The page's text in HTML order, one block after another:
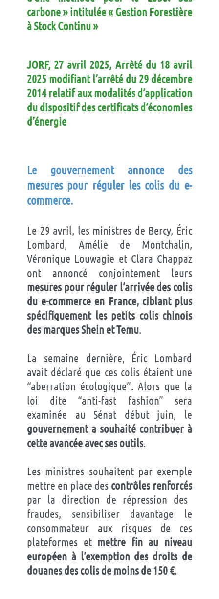
carbone » intitulée « Gestion Forestière
à Stock Continu »
JORF, 27 avril 2025, Arrêté du 18 avril
2025 modifiant l’arrêté du 29 décembre
2014 relatif aux modalités d’application
du dispositif des certificats d’économies
d’énergie
Le gouvernement annonce des
mesures pour réguler les colis du e-
commerce.
Le 29 avril, les ministres de Bercy, Éric
Lombard, Amélie de Montchalin,
Véronique Louwagie et Clara Chappaz
ont annoncé conjointement leurs
mesures pour réguler l’arrivée des colis
du e-commerce en France, ciblant plus
spécifiquement les petits colis chinois
des marques Shein et Temu.
La semaine dernière, Éric Lombard
avait déclaré que ces colis étaient une
“aberration écologique”. Alors que la
loi dite “anti-fast fashion” sera
examinée au Sénat début juin, le
gouvernement a souhaité contribuer à
cette avancée avec ses outils.
Les ministres souhaitent par exemple
mettre en place des contrôles renforcés
par la direction de répression des
fraudes, sensibiliser davantage le
consommateur aux risques de ces
plateformes etmettre fin au niveau
européen à l’exemption des droits de
douanes des colis de moins de 150 €.